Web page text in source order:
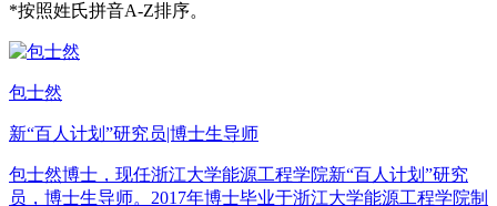
*按照姓氏拼音A-Z排序。
包士然
新“百人计划”研究员|博士生导师
包士然博士，现任浙江大学能源工程学院新“百人计划”研究
员，博士生导师。2017年博士毕业于浙江大学能源工程学院制